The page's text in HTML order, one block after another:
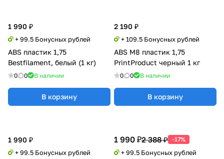
2 190 ₽
+ 109.5 Бонусных рублей
ABS M8 пластик 1,75
PrintProduct черный 1 кг
0 0 В наличии
В корзину
1 990 ₽
+ 99.5 Бонусных рублей
1 990 ₽2 388 ₽ -17%
+ 99.5 Бонусных рублей
1 990 ₽
+ 99.5 Бонусных рублей
ABS пластик 1,75
Bestfilament, белый (1 кг)
0 0 В наличии
В корзину